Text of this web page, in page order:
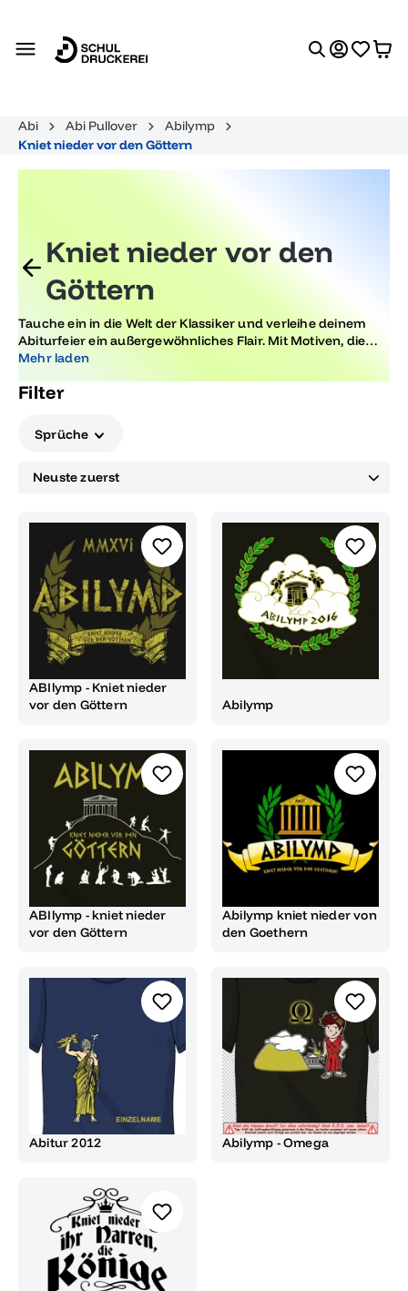
Abi Abi Pullover
Abilymp
Kniet nieder vor den Göttern
Kniet nieder vor den
Göttern
Tauche ein in die Welt der Klassiker und verleihe deinem
Abiturfeier ein außergewöhnliches Flair. Mit Motiven, die
einen würdigen Tribut an die Götter darstellen, wird dieser
dich inspirieren und gestalte Erinnerungen, die bleiben.
Mehr laden
Filter
Sprüche
ABIlymp - Kniet nieder
vor den Göttern
Abilymp
ABIlymp - kniet nieder
vor den Göttern
Abilymp kniet nieder von
den Goethern
Abitur 2012 Abilymp - Omega